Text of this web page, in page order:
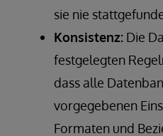
sie nie
Konsistenz: Die
festgelegten
dass alle
vorgegebenen
Formaten und